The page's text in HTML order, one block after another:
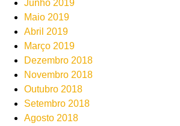
Junho 2019
Maio 2019
Abril 2019
Março 2019
Dezembro 2018
Novembro 2018
Outubro 2018
Setembro 2018
Agosto 2018